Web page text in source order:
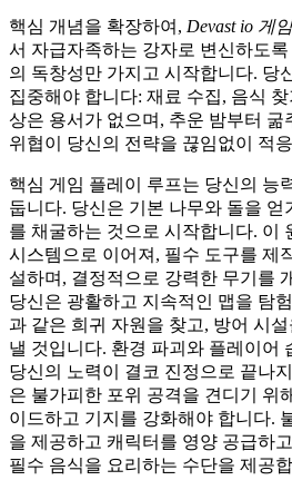
핵심 개념을 확장하여, Devast io 게임
서 자급자족하는 강자로 변신하도
의 독창성만 가지고 시작합니다. 당
집중해야 합니다: 재료 수집, 음식
상은 용서가 없으며, 추운 밤부터 굶
위협이 당신의 전략을 끊임없이 적
핵심 게임 플레이 루프는 당신의 능
둡니다. 당신은 기본 나무와 돌을 얻
를 채굴하는 것으로 시작합니다. 이
시스템으로 이어져, 필수 도구를 제
설하며, 결정적으로 강력한 무기를
당신은 광활하고 지속적인 맵을 탐
과 같은 희귀 자원을 찾고, 방어 시
낼 것입니다. 환경 파괴와 플레이어
당신의 노력이 결코 진정으로 끝나
은 불가피한 포위 공격을 견디기 위
이드하고 기지를 강화해야 합니다.
을 제공하고 캐릭터를 영양 공급하
필수 음식을 요리하는 수단을 제공